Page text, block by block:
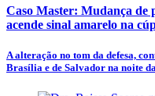
Caso Master: Mudança de
acende sinal amarelo na
A alteração no tom da defesa,
Brasília e de Salvador na noite